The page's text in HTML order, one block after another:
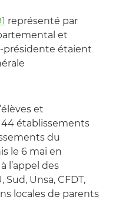
représenté par
et
présidente étaient
et
établissements
du
le 6 mai en
l’appel des
Sud, Unsa, CFDT,
locales de parents